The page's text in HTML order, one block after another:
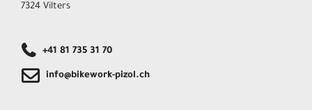
7324 Vilters
+41 81 735 31 70
info@bikework-pizol.ch